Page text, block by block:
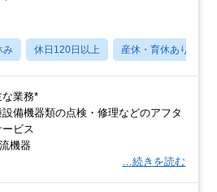
み 休日120日以上 産休・育休あり
な業務*
設備機器類の点検・修理などのアフタ
ービス
機器
…続きを読む